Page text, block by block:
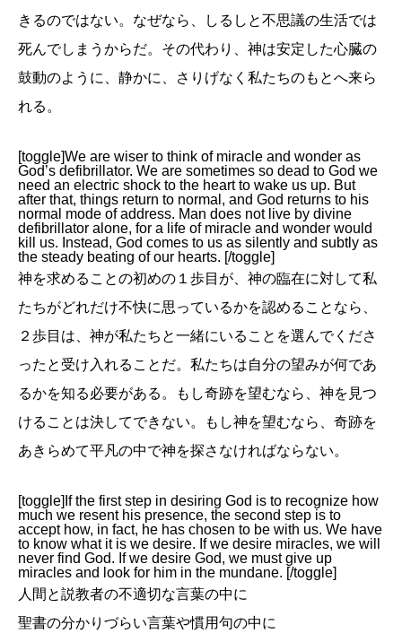
きるのではない。なぜなら、しるしと不思議の生活では
死んでしまうからだ。その代わり、神は安定した心臓の
鼓動のように、静かに、さりげなく私たちのもとへ来ら
れる。
[toggle]We are wiser to think of miracle and wonder as
God’s defibrillator. We are sometimes so dead to God we
need an electric shock to the heart to wake us up. But
after that, things return to normal, and God returns to his
normal mode of address. Man does not live by divine
defibrillator alone, for a life of miracle and wonder would
kill us. Instead, God comes to us as silently and subtly as
the steady beating of our hearts. [/toggle]
神を求めることの初めの１歩目が、神の臨在に対して私
たちがどれだけ不快に思っているかを認めることなら、
２歩目は、神が私たちと一緒にいることを選んでくださ
ったと受け入れることだ。私たちは自分の望みが何であ
るかを知る必要がある。もし奇跡を望むなら、神を見つ
けることは決してできない。もし神を望むなら、奇跡を
あきらめて平凡の中で神を探さなければならない。
[toggle]If the first step in desiring God is to recognize how
much we resent his presence, the second step is to
accept how, in fact, he has chosen to be with us. We have
to know what it is we desire. If we desire miracles, we will
never find God. If we desire God, we must give up
miracles and look for him in the mundane. [/toggle]
人間と説教者の不適切な言葉の中に
聖書の分かりづらい言葉や慣用句の中に